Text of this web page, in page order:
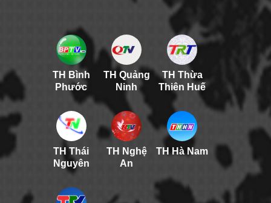
TH Bình
Phước
TH Quảng
Ninh
TH Thừa
Thiên Huế
TH Thái
Nguyên
TH Nghệ
An
TH Hà Nam